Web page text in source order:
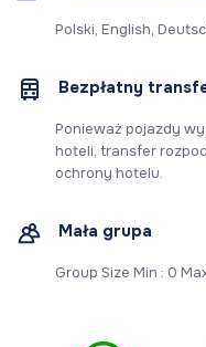
Polski, English,
Bezpłatny
Ponieważ pojazdy
hoteli, transfer
ochrony hotelu.
Mała grupa
Group Size Min : 0